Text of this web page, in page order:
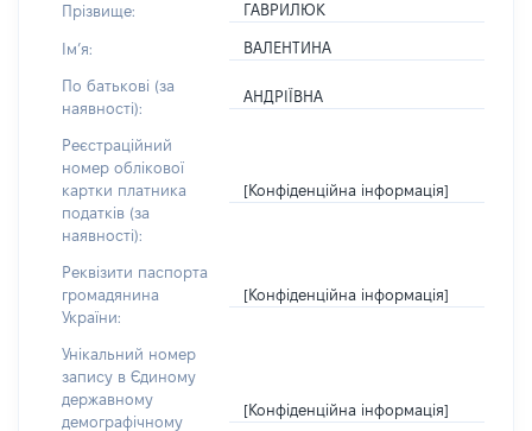
Прізвище: ГАВРИЛЮК
Імʼя: ВАЛЕНТИНА
По батькові (за
наявності):
АНДРІЇВНА
Реєстраційний
номер облікової
картки платника
податків (за
наявності):
[Конфіденційна інформація]
Реквізити паспорта
громадянина
України:
[Конфіденційна інформація]
Унікальний номер
запису в Єдиному
державному
демографічному
[Конфіденційна інформація]